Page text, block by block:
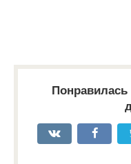
Понравилась